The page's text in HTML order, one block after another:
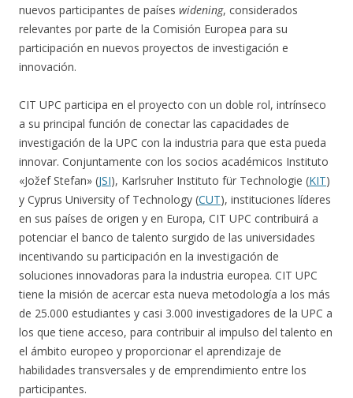
nuevos participantes de países widening, considerados
relevantes por parte de la Comisión Europea para su
participación en nuevos proyectos de investigación e
innovación.
CIT UPC participa en el proyecto con un doble rol, intrínseco
a su principal función de conectar las capacidades de
investigación de la UPC con la industria para que esta pueda
innovar. Conjuntamente con los socios académicos Instituto
«Jožef Stefan» (JSI), Karlsruher Instituto für Technologie (KIT)
y Cyprus University of Technology (CUT), instituciones líderes
en sus países de origen y en Europa, CIT UPC contribuirá a
potenciar el banco de talento surgido de las universidades
incentivando su participación en la investigación de
soluciones innovadoras para la industria europea. CIT UPC
tiene la misión de acercar esta nueva metodología a los más
de 25.000 estudiantes y casi 3.000 investigadores de la UPC a
los que tiene acceso, para contribuir al impulso del talento en
el ámbito europeo y proporcionar el aprendizaje de
habilidades transversales y de emprendimiento entre los
participantes.